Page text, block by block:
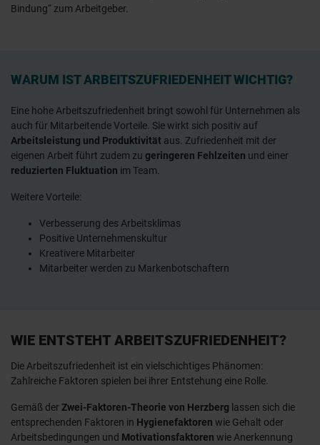
Bindung“ zum Arbeitgeber.
WARUM IST ARBEITSZUFRIEDENHEIT WICHTIG?
Eine hohe Arbeitszufriedenheit bringt sowohl für Unternehmen als
auch für Mitarbeitende Vorteile. Sie wirkt sich positiv auf
Arbeitsleistung und Produktivität aus. Zufriedenheit mit der
eigenen Arbeit führt zudem zu geringeren Fehlzeiten und einer
reduzierten Fluktuation im Team.
Weitere Vorteile:
Verbesserung des Arbeitsklimas
Positive Unternehmenskultur
Kreativere Mitarbeiter
Mitarbeiter werden zu Markenbotschaftern
WIE ENTSTEHT ARBEITSZUFRIEDENHEIT?
Die Arbeitszufriedenheit ist ein vielschichtiges Phänomen:
Zahlreiche Faktoren spielen bei ihrer Entstehung eine Rolle.
Gemäß derZwei-Faktoren-Theorie von Herzberg lassen sich die
entsprechenden Faktoren in Hygienefaktoren wie Gehalt oder
Arbeitsbedingungen und Motivationsfaktoren wie Anerkennung